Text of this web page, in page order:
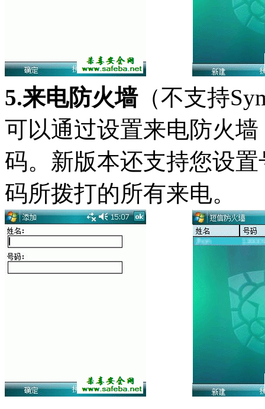
5.来电防火墙（不支持
可以通过设置来电防火
码。新版本还支持您设
码所拨打的所有来电。